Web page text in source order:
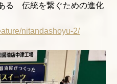
る 伝統を繋ぐための進化
nitandashoyu-2/